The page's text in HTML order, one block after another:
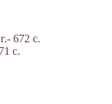
672 с.
с.